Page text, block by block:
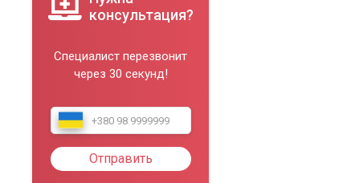
консультация?
Специалист перезвонит
через 30 секунд!
Отправить